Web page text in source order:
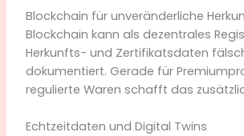
Blockchain für unveränderliche
Blockchain kann als dezentrales
Herkunfts- und Zertifikatsdaten
dokumentiert. Gerade für
regulierte Waren schafft das
Echtzeitdaten und Digital Twins